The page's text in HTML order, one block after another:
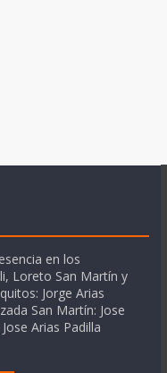
en los
Loreto San Martín y
Jorge Arias
San Martín: Jose
Arias Padilla